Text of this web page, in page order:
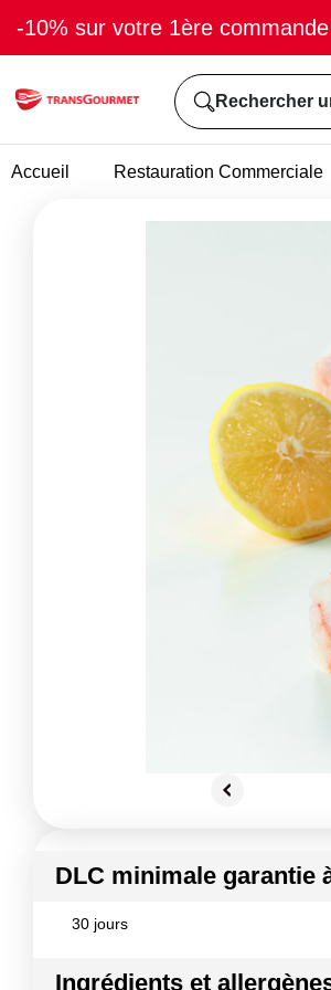
-10% sur votre 1ère
Rechercher
Accueil Restauration Commerciale
DLC minimale garantie
30 jours
Ingrédients et